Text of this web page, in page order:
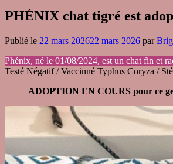
PHÉNIX chat tigré est
Publié le 22 mars 202622 mars 2026 par
Phénix, né le 01/08/2024, est un chat fin et
Testé Négatif / Vaccinné Typhus Coryza /
ADOPTION EN COURS pour ce